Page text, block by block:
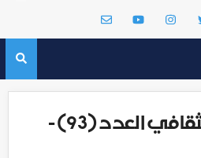
صحيفة الاتحاد الثقافي العدد (93) -